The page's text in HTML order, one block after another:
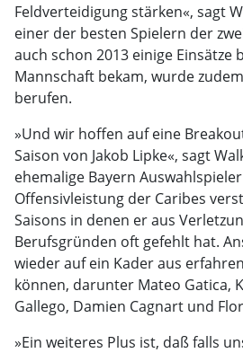
Feldverteidigung stärken«, sagt
einer der besten Spielern der
auch schon 2013 einige Einsätze
Mannschaft bekam, wurde
berufen.
»Und wir hoffen auf eine
Saison von Jakob Lipke«, sagt
ehemalige Bayern
Offensivleistung der Caribes
Saisons in denen er aus
Berufsgründen oft gefehlt hat.
wieder auf ein Kader aus
können, darunter Mateo Gatica,
Gallego, Damien Cagnart und
»Ein weiteres Plus ist, daß falls